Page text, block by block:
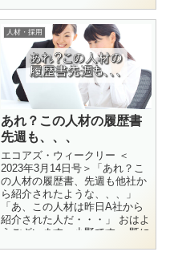
人材・採用
あれ？この人材の履歴書
先週も、、、
エコアズ・ウィークリー ＜
2023年3月14日号＞「あれ？こ
の人材の履歴書、先週も他社か
ら紹介されたような、、、」
「あ、この人材は昨日A社から
紹介された人だ・・・」 おはよ
うございます、小野です。 既に